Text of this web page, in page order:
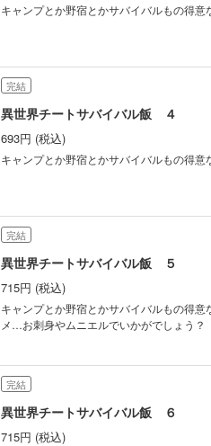
キャンプとか野宿とかサバイバルもの得意
完結
異世界チートサバイバル飯 ４
693円 (税込)
キャンプとか野宿とかサバイバルもの得意
完結
異世界チートサバイバル飯 ５
715円 (税込)
キャンプとか野宿とかサバイバルもの得
メ…お刺身やムニエルでいかがでしょう？
完結
異世界チートサバイバル飯 ６
715円 (税込)